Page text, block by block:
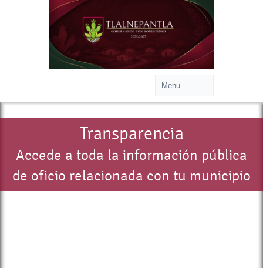
Transparencia
Accede a toda la información pública
de oficio relacionada con tu municipio